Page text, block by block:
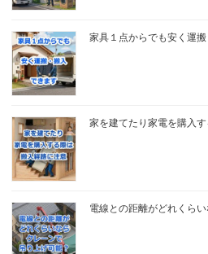
家具１点からでも安く運
家を建てたり家電を購入
電線との距離がどれくら